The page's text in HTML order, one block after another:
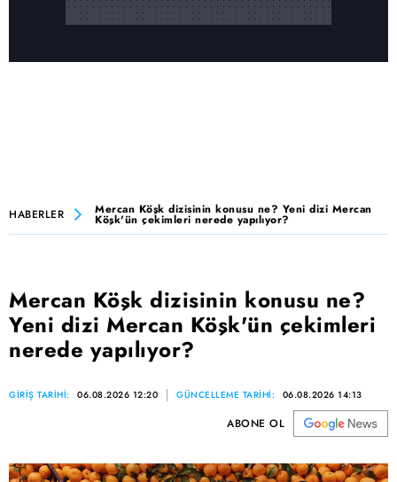
HABERLER Mercan Köşk dizisinin konusu ne? Yeni dizi Mercan
Köşk'ün çekimleri nerede yapılıyor?
Mercan Köşk dizisinin konusu ne?
Yeni dizi Mercan Köşk'ün çekimleri
nerede yapılıyor?
GİRİŞ TARİHİ: 06.08.2026 12:20 GÜNCELLEME TARİHİ: 06.08.2026 14:13
ABONE OL